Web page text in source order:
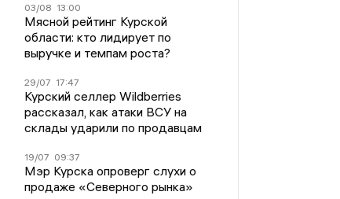
03/08 13:00
Мясной рейтинг Курской
области: кто лидирует по
выручке и темпам роста?
29/07 17:47
Курский селлер Wildberries
рассказал, как атаки ВСУ на
склады ударили по продавцам
19/07 09:37
Мэр Курска опроверг слухи о
продаже «Северного рынка»